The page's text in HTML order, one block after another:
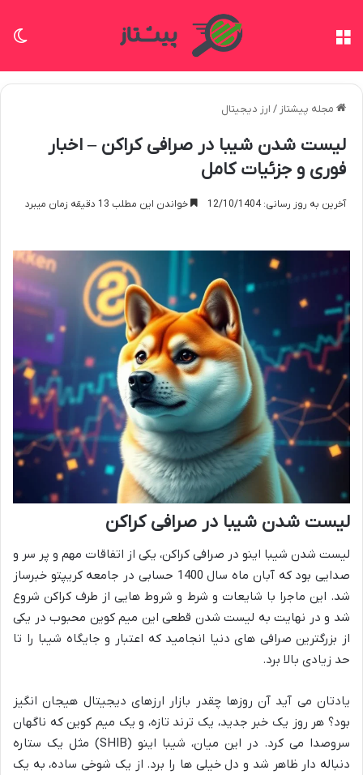
مجله پیشتاز / ارز دیجیتال
لیست شدن شیبا در صرافی کراکن – اخبار
فوری و جزئیات کامل
آخرین به روز رسانی: 12/10/1404 خواندن این مطلب 13 دقیقه زمان میبرد
لیست شدن شیبا در صرافی کراکن
لیست شدن شیبا اینو در صرافی کراکن، یکی از اتفاقات مهم و پر سر و
صدایی بود که آبان ماه سال 1400 حسابی در جامعه کریپتو خبرساز
شد. این ماجرا با شایعات و شرط و شروط هایی از طرف کراکن شروع
شد و در نهایت به لیست شدن قطعی این میم کوین محبوب در یکی
از بزرگترین صرافی های دنیا انجامید که اعتبار و جایگاه شیبا را تا
حد زیادی بالا برد.
یادتان می آید آن روزها چقدر بازار ارزهای دیجیتال هیجان انگیز
بود؟ هر روز یک خبر جدید، یک ترند تازه، و یک میم کوین که ناگهان
سروصدا می کرد. در این میان، شیبا اینو (SHIB) مثل یک ستاره
دنباله دار ظاهر شد و دل خیلی ها را برد. از یک شوخی ساده، به یک